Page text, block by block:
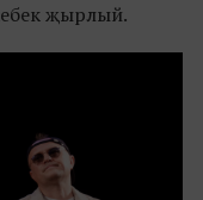
җырлый.